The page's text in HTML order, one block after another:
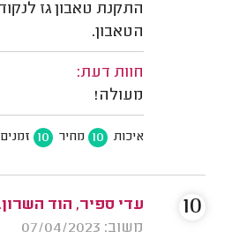
התקנת טאבון גז
הטאבון.
חוות דעת:
מעולה!
איכות 10 מחיר 10 זמנים
עדי ספיר, הוד השרון.
משוב: 07/04/2023
10